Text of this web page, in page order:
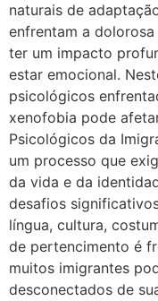
naturais de
enfrentam a
ter um impacto
estar emocional.
psicológicos
xenofobia pode
Psicológicos da
um processo que
da vida e da
desafios
língua, cultura,
de pertencimento é
muitos imigrantes
desconectados de